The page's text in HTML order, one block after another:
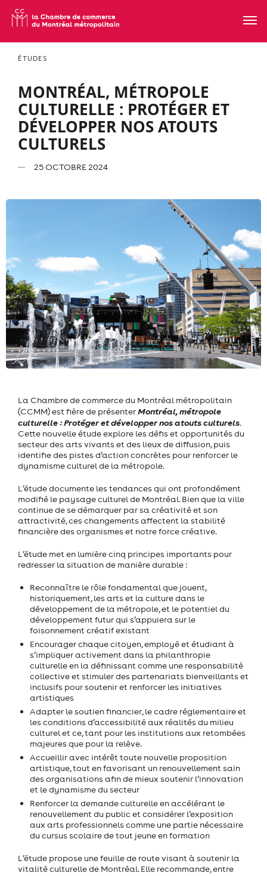
ÉTUDES
MONTRÉAL, MÉTROPOLE
CULTURELLE : PROTÉGER ET
DÉVELOPPER NOS ATOUTS
CULTURELS
25 OCTOBRE 2024
La Chambre de commerce du Montréal métropolitain
(CCMM) est fière de présenterMontréal, métropole
culturelle : Protéger et développer nos atouts culturels.
Cette nouvelle étude explore les défis et opportunités du
secteur des arts vivants et des lieux de diffusion, puis
identifie des pistes d’action concrètes pour renforcer le
dynamisme culturel de la métropole.
L’étude documente les tendances qui ont profondément
modifié le paysage culturel de Montréal. Bien que la ville
continue de se démarquer par sa créativité et son
attractivité, ces changements affectent la stabilité
financière des organismes et notre force créative.
L’étude met en lumière cinq principes importants pour
redresser la situation de manière durable :
Reconnaître le rôle fondamental que jouent,
historiquement, les arts et la culture dans le
développement de la métropole, et le potentiel du
développement futur qui s’appuiera sur le
foisonnement créatif existant
Encourager chaque citoyen, employé et étudiant à
s’impliquer activement dans la philanthropie
culturelle en la définissant comme une responsabilité
collective et stimuler des partenariats bienveillants et
inclusifs pour soutenir et renforcer les initiatives
artistiques
Adapter le soutien financier, le cadre réglementaire et
les conditions d’accessibilité aux réalités du milieu
culturel et ce, tant pour les institutions aux retombées
majeures que pour la relève.
Accueillir avec intérêt toute nouvelle proposition
artistique, tout en favorisant un renouvellement sain
des organisations afin de mieux soutenir l’innovation
et le dynamisme du secteur
Renforcer la demande culturelle en accélérant le
renouvellement du public et considérer l’exposition
aux arts professionnels comme une partie nécessaire
du cursus scolaire de tout jeune en formation
L’étude propose une feuille de route visant à soutenir la
vitalité culturelle de Montréal. Elle recommande, entre